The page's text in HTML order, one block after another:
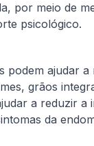
por meio de
psicológico.
ajudar
grãos
a reduzir
da